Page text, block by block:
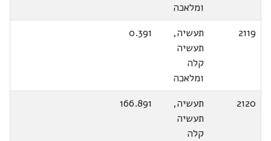
ומלאכה
2119
תעשיה,
תעשיה
קלה
ומלאכה
0.391
2120
תעשיה,
תעשיה
קלה
166.891